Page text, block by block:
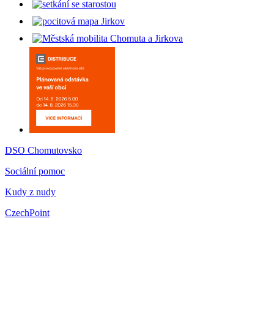
DSO Chomutovsko
Sociální pomoc
Kudy z nudy
CzechPoint